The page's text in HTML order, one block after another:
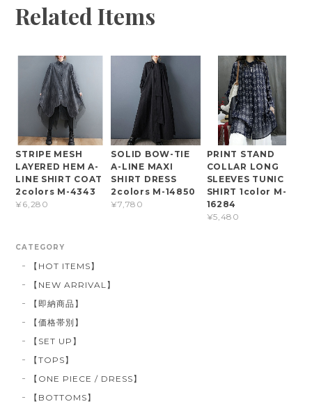
Related Items
STRIPE MESH
LAYERED HEM A-
LINE SHIRT COAT
2colors M-4343
¥6,280
SOLID BOW-TIE
A-LINE MAXI
SHIRT DRESS
2colors M-14850
¥7,780
PRINT STAND
COLLAR LONG
SLEEVES TUNIC
SHIRT 1color M-
16284
¥5,480
CATEGORY
【HOT ITEMS】
【NEW ARRIVAL】
【即納商品】
【価格帯別】
【SET UP】
【TOPS】
【ONE PIECE / DRESS】
【BOTTOMS】